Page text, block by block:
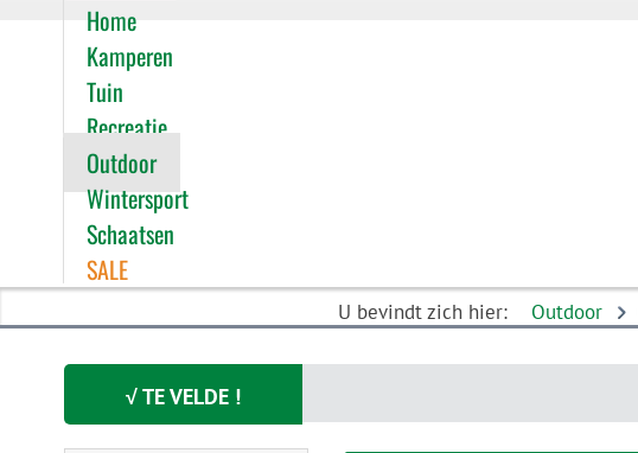
Home
Kamperen
Tuin
Recreatie
Outdoor
Wintersport
Schaatsen
SALE
U bevindt zich hier: Outdoor
√ TE VELDE !